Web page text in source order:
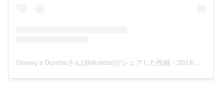
Disney’s Dumboさん(@dumbo)がシェアした投稿 - 2019年 2月月8日午前9時17分PST